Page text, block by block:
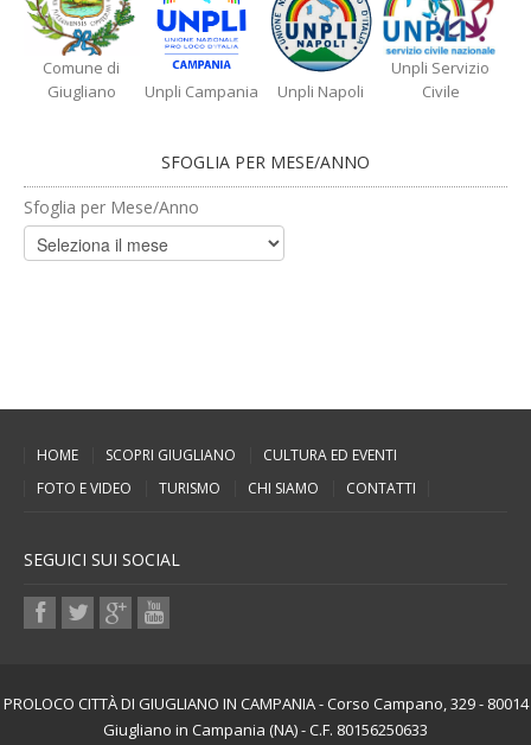
Comune di
Giugliano
Unpli Campania Unpli Napoli
Unpli Servizio
Civile
SFOGLIA PER MESE/ANNO
Sfoglia per Mese/Anno
HOME SCOPRI GIUGLIANO
CULTURA ED EVENTI
FOTO E VIDEO
TURISMO CHI SIAMO CONTATTI
SEGUICI SUI SOCIAL
PROLOCO CITTÀ DI GIUGLIANO IN CAMPANIA - Corso Campano, 329 - 80014
Giugliano in Campania (NA) - C.F. 80156250633